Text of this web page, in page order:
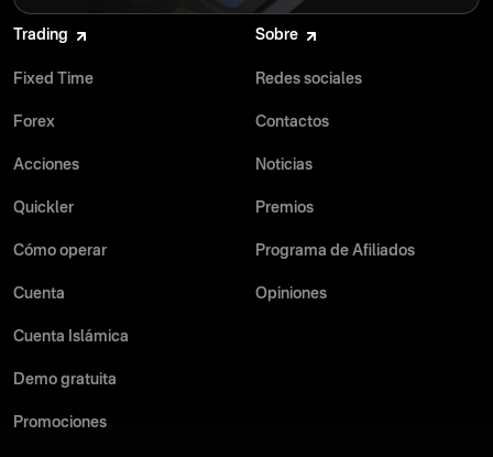
Trading
Fixed Time
Forex
Acciones
Quickler
Cómo operar
Cuenta
Cuenta Islámica
Demo gratuita
Promociones
Sobre
Redes sociales
Contactos
Noticias
Premios
Programa de Afiliados
Opiniones